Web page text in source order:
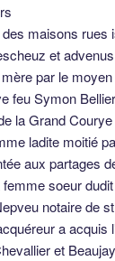
maisons rues
et
par le
feu Symon
la Grand
ladite moitié
aux partages
soeur
notaire de
a acquis
et